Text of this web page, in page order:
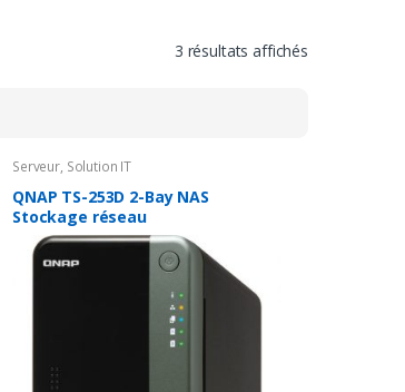
3 résultats affichés
Serveur, Solution IT
QNAP TS-253D 2-Bay NAS
Stockage réseau